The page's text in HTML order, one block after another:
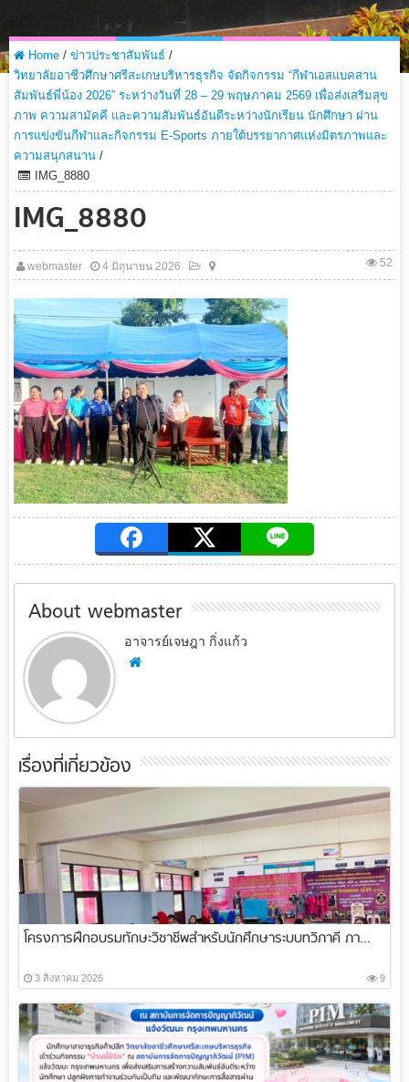
Home / ข่าวประชาสัมพันธ์ /
วิทยาลัยอาชีวศึกษาศรีสะเกษบริหารธุรกิจ จัดกิจกรรม “กีฬาเอสแบคสาน
สัมพันธ์พี่น้อง 2026” ระหว่างวันที่ 28 – 29 พฤษภาคม 2569 เพื่อส่งเสริมสุข
ภาพ ความสามัคคี และความสัมพันธ์อันดีระหว่างนักเรียน นักศึกษา ผ่าน
การแข่งขันกีฬาและกิจกรรม E-Sports ภายใต้บรรยากาศแห่งมิตรภาพและ
ความสนุกสนาน /
IMG_8880
IMG_8880
webmaster 4 มิถุนายน 2026 52
About webmaster
อาจารย์เจษฎา กิ่งแก้ว
เรื่องที่เกี่ยวข้อง
โครงการฝึกอบรมทักษะวิชาชีพสำหรับนักศึกษาระบบทวิภาคี ภา...
3 สิงหาคม 2026 9